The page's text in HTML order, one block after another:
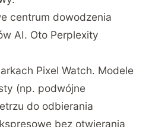
centrum dowodzenia
AI. Oto Perplexity
Pixel Watch. Modele
(np. podwójne
do odbierania
bez otwierania